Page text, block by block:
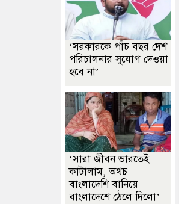
‘সরকারকে পাঁচ বছর দেশ
পরিচালনার সুযোগ দেওয়া
হবে না’
‘সারা জীবন ভারতেই
কাটালাম, অথচ
বাংলাদেশি বানিয়ে
বাংলাদেশে ঠেলে দিলো’